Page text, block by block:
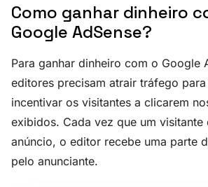
Como ganhar dinheiro
Google AdSense?
Para ganhar dinheiro com o Google
editores precisam atrair tráfego para
incentivar os visitantes a clicarem
exibidos. Cada vez que um visitante
anúncio, o editor recebe uma parte
pelo anunciante.